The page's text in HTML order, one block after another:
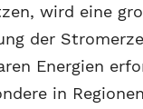
wird eine
der
Energien
in